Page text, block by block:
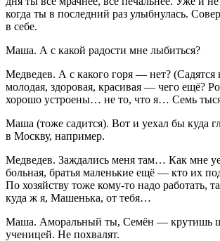
когда ты в последний раз улыбнулась.
в себе.
Маша. А с какой радости мне лыбиться?
Медведев. А с какого горя — нет? (Садятся
молодая, здоровая, красивая — чего ещё?
хорошо устроены… не то, что я… Семь
Маша (тоже садится). Вот и уехал бы куда
в Москву, например.
Медведев. Заждались меня там… Как мне
больная, братья маленькие ещё — кто их
По хозяйству тоже кому-то надо работать,
куда ж я, Машенька, от тебя…
Маша. Аморальный ты, Семён — крутишь
ученицей. Не похвалят.